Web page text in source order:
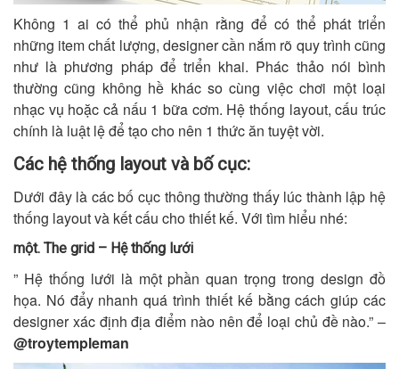
Không 1 ai có thể phủ nhận rằng để có thể phát triển
những item chất lượng, designer cần nắm rõ quy trình cũng
như là phương pháp để triển khai. Phác thảo nói bình
thường cũng không hề khác so cùng việc chơi một loại
nhạc vụ hoặc cả nấu 1 bữa cơm. Hệ thống layout, cấu trúc
chính là luật lệ để tạo cho nên 1 thức ăn tuyệt vời.
Các hệ thống layout và bố cục:
Dưới đây là các bố cục thông thường thấy lúc thành lập hệ
thống layout và kết cấu cho thiết kế. Với tìm hiểu nhé:
một. The grid – Hệ thống lưới
” Hệ thống lưới là một phần quan trọng trong design đồ
họa. Nó đẩy nhanh quá trình thiết kế bằng cách giúp các
designer xác định địa điểm nào nên để loại chủ đề nào.” –
@troytempleman